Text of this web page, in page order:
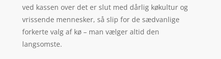
ved kassen over det er slut med dårlig køkultur og
vrissende mennesker, så slip for de sædvanlige
forkerte valg af kø – man vælger altid den
langsomste.